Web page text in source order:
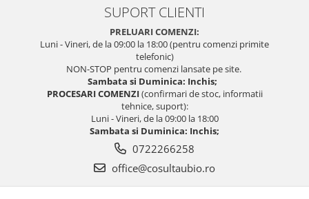
SUPORT CLIENTI
PRELUARI COMENZI:
Luni - Vineri, de la 09:00 la 18:00 (pentru comenzi primite
telefonic)
NON-STOP pentru comenzi lansate pe site.
Sambata si Duminica: Inchis;
PROCESARI COMENZI(confirmari de stoc, informatii
tehnice, suport):
Luni - Vineri, de la 09:00 la 18:00
Sambata si Duminica: Inchis;
0722266258
office@cosultaubio.ro